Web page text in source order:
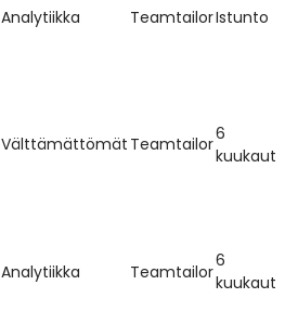
Analytiikka TeamtailorIstunto
Välttämättömät Teamtailor6
kuukautta
Analytiikka Teamtailor
6
kuukautta